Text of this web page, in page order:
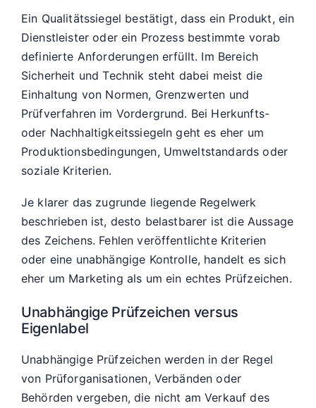
Ein Qualitätssiegel bestätigt, dass ein Produkt, ein
Dienstleister oder ein Prozess bestimmte vorab
definierte Anforderungen erfüllt. Im Bereich
Sicherheit und Technik steht dabei meist die
Einhaltung von Normen, Grenzwerten und
Prüfverfahren im Vordergrund. Bei Herkunfts-
oder Nachhaltigkeitssiegeln geht es eher um
Produktionsbedingungen, Umweltstandards oder
soziale Kriterien.
Je klarer das zugrunde liegende Regelwerk
beschrieben ist, desto belastbarer ist die Aussage
des Zeichens. Fehlen veröffentlichte Kriterien
oder eine unabhängige Kontrolle, handelt es sich
eher um Marketing als um ein echtes Prüfzeichen.
Unabhängige Prüfzeichen versus
Eigenlabel
Unabhängige Prüfzeichen werden in der Regel
von Prüforganisationen, Verbänden oder
Behörden vergeben, die nicht am Verkauf des